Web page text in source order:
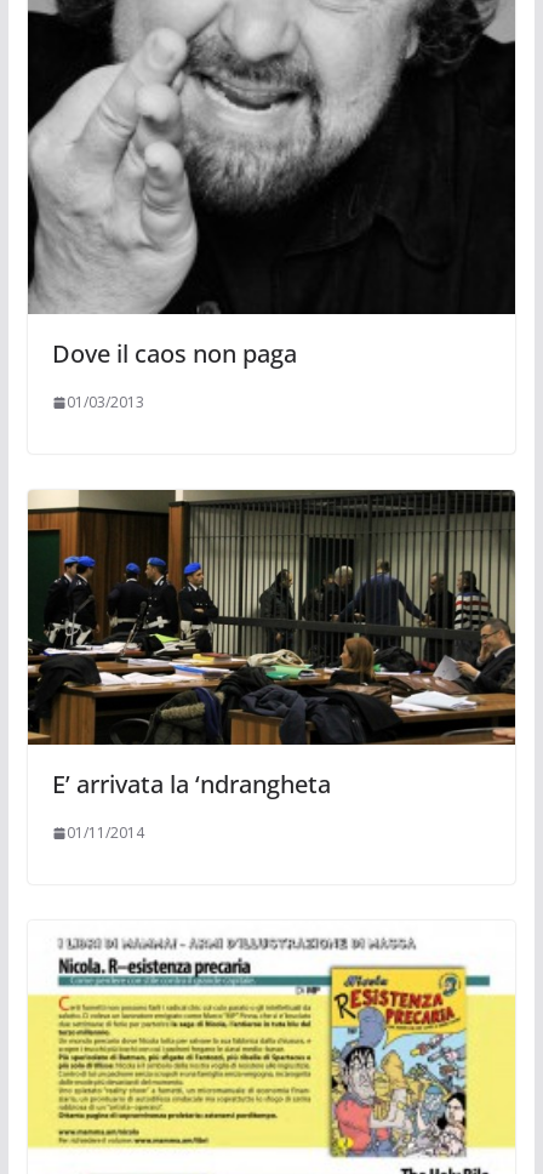
Dove il caos non paga
01/03/2013
E’ arrivata la ‘ndrangheta
01/11/2014